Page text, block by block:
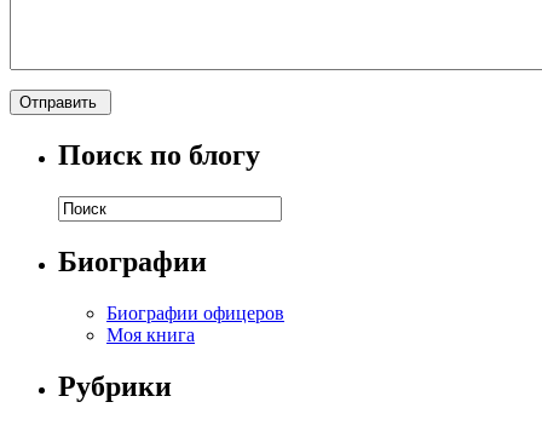
Поиск по блогу
Биографии
Биографии офицеров
Моя книга
Рубрики